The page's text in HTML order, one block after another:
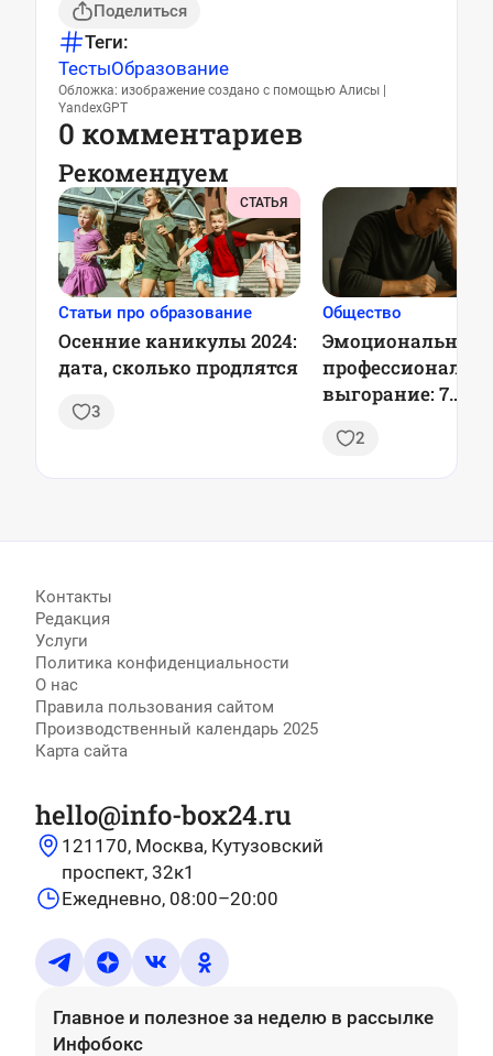
Поделиться
Теги:
ТестыОбразование
Обложка: изображение создано с помощью Алисы |
YandexGPT
0 комментариев
Рекомендуем
СТАТЬЯ
Статьи про образование
Осенние каникулы 2024:
дата, сколько продлятся
3
Общество
Эмоциональное
выгорание: 7
профилактики,
оставаться в
2
Контакты
Редакция
Услуги
Политика конфиденциальности
О нас
Правила пользования сайтом
Производственный календарь 2025
Карта сайта
hello@info-box24.ru
121170, Москва, Кутузовский
проспект, 32к1
Ежедневно, 08:00–20:00
Главное и полезное за неделю в рассылке
Инфобокс